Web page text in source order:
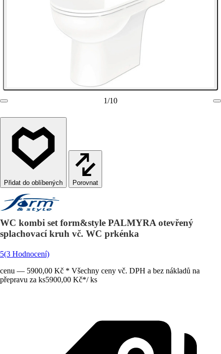
1/10
Porovnat
WC kombi set form&style PALMYRA otevřený
splachovací kruh vč. WC prkénka
5(3 Hodnocení)
cenu — 5900,00 Kč * Všechny ceny vč. DPH a bez nákladů na
přepravu za ks5900,00 Kč*/ ks